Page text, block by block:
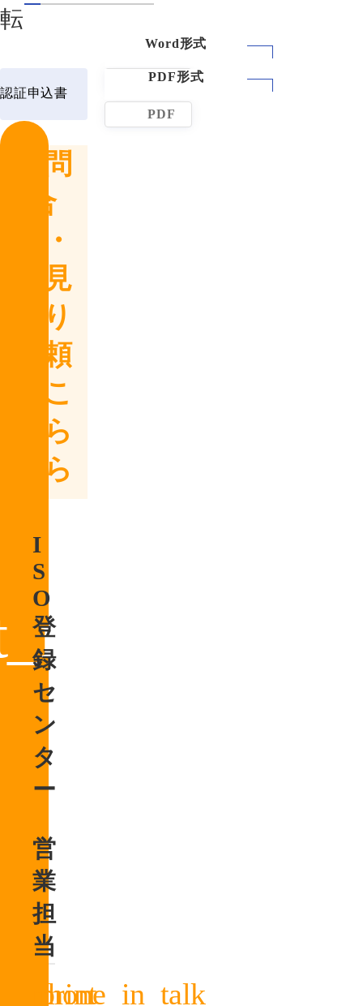
転
認証申込書
WORD
PDF
お問
合
せ・
お見
積り
依頼
はこ
ちら
から
I
S
O
登
録
セ
ン
タ
ー
営
業
担
当